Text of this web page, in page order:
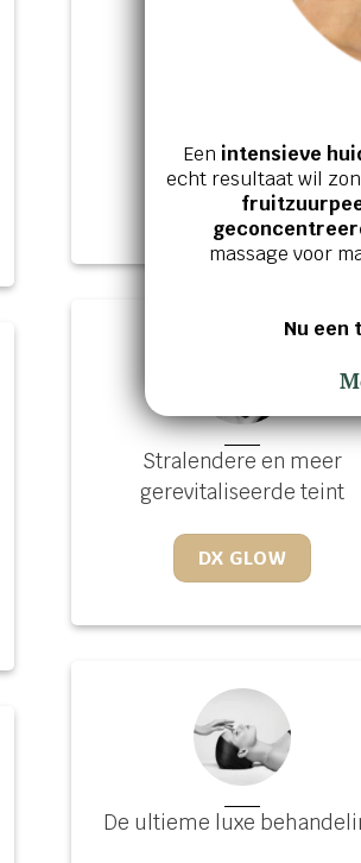
JEUNESSE
Stralendere en meer
gerevitaliseerde teint
DX GLOW
De ultieme luxe
Een intensieve
echt resultaat wil
massage voor
Nu een